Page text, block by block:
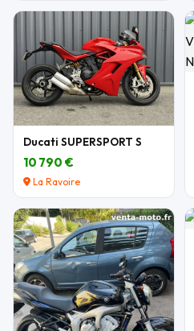
Ducati SUPERSPORT S
10 790 €
La Ravoire